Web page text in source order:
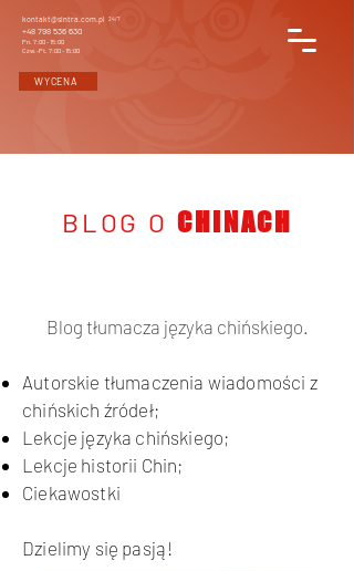
kontakt@sintra.com.pl 24/7
+48 798 536 630
Pn. 7:00 - 15:00
Czw.-Pt. 7:00 - 15:00
WYCENA
BLOG O CHINACH
Blog tłumacza języka chińskiego.
Autorskie tłumaczenia wiadomości z
chińskich źródeł;
Lekcje języka chińskiego;
Lekcje historii Chin;
Ciekawostki
Dzielimy się pasją!